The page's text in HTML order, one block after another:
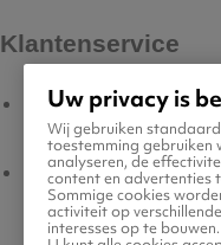
Klantenservice
Contact
Meest gestelde
Uw privacy is
Wij gebruiken
toestemming gebruiken
analyseren, de
content en advertenties
Sommige cookies
activiteit op
interesses op te bouwen.